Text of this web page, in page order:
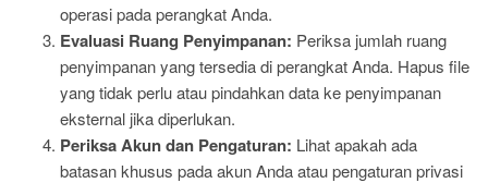
operasi pada perangkat Anda.
Evaluasi Ruang Penyimpanan: Periksa jumlah ruang
penyimpanan yang tersedia di perangkat Anda. Hapus file
yang tidak perlu atau pindahkan data ke penyimpanan
eksternal jika diperlukan.
Periksa Akun dan Pengaturan: Lihat apakah ada
batasan khusus pada akun Anda atau pengaturan privasi